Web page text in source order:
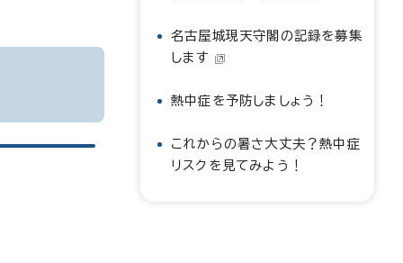
名古屋城現天守閣の記録を募集
します
熱中症を予防しましょう！
これからの暑さ大丈夫？熱中症
リスクを見てみよう！